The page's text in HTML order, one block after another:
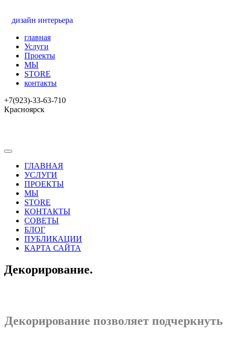
дизайн интерьера
главная
Услуги
Проекты
МЫ
STORE
контакты
+7(923)-33-63-710
Красноярск
ГЛАВНАЯ
УСЛУГИ
ПРОЕКТЫ
МЫ
STORE
КОНТАКТЫ
СОВЕТЫ
БЛОГ
ПУБЛИКАЦИИ
КАРТА САЙТА
Декорирование.
Декорирование позволяет подчеркнуть